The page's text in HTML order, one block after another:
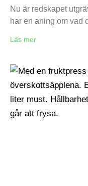
Nu är redskapet
har en aning om vad
Läs mer